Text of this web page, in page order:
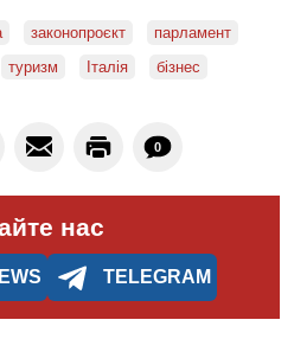
законопроєкт
парламент
туризм Італія бізнес
0
нас
TELEGRAM